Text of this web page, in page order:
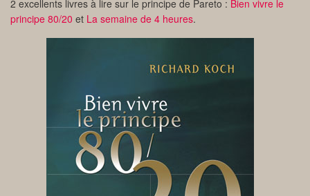
2 excellents livres à lire sur le principe de Pareto : Bien vivre le
principe 80/20 et La semaine de 4 heures.